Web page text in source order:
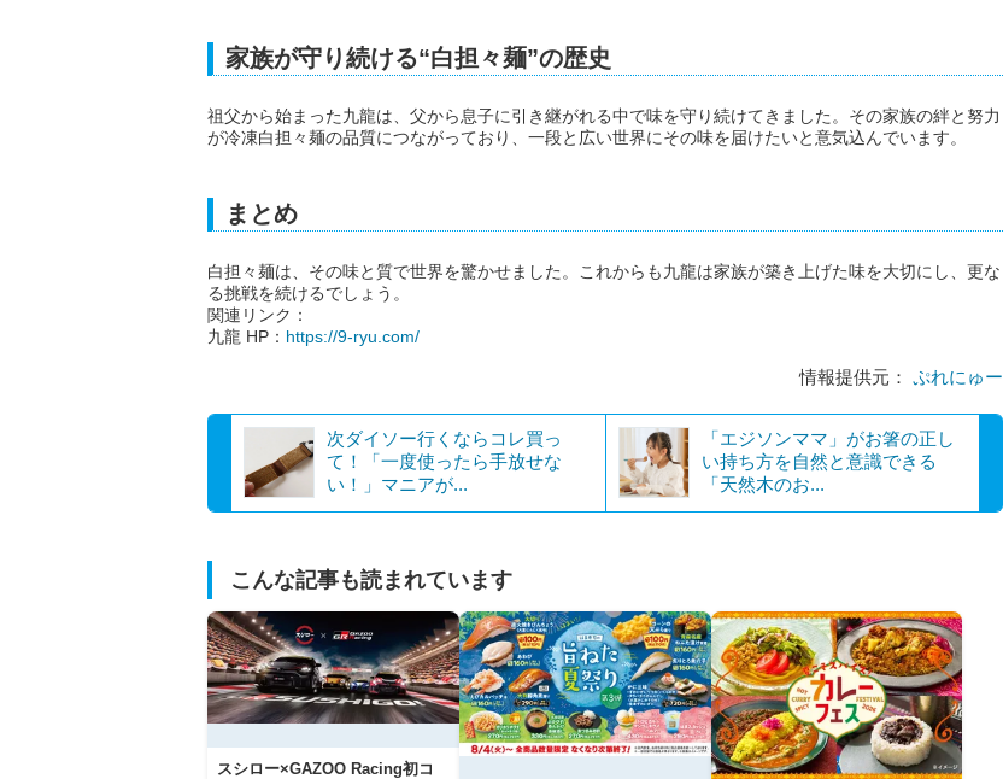
家族が守り続ける“白担々麺”の歴史
祖父から始まった九龍は、父から息子に引き継がれる中で味を守り続けてきました。その家族の絆と努力
が冷凍白担々麺の品質につながっており、一段と広い世界にその味を届けたいと意気込んでいます。
まとめ
白担々麺は、その味と質で世界を驚かせました。これからも九龍は家族が築き上げた味を大切にし、更な
る挑戦を続けるでしょう。
関連リンク：
九龍 HP： https://9-ryu.com/
情報提供元： ぷれにゅー
次ダイソー行くならコレ買っ
て！「一度使ったら手放せな
い！」マニアが...
「エジソンママ」がお箸の正し
い持ち方を自然と意識できる
「天然木のお...
こんな記事も読まれています
スシロー×GAZOO Racing初コ